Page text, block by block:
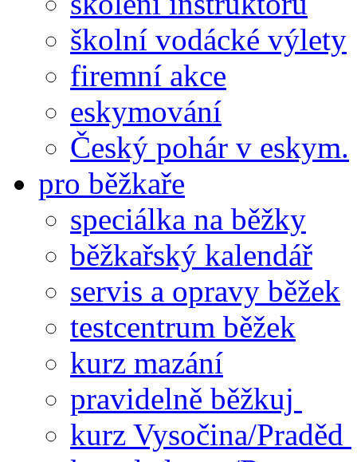
školní vodácké výlety
firemní akce
eskymování
Český pohár v eskym.
pro běžkaře
speciálka na běžky
běžkařský kalendář
servis a opravy běžek
testcentrum běžek
kurz mazání
pravidelně běžkuj
kurz Vysočina/Praděd